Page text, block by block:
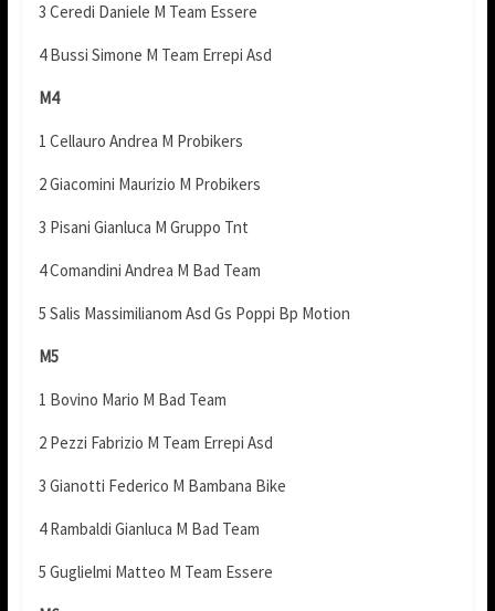
3 Ceredi Daniele M Team Essere
4 Bussi Simone M Team Errepi Asd
M4
1 Cellauro Andrea M Probikers
2 Giacomini Maurizio M Probikers
3 Pisani Gianluca M Gruppo Tnt
4 Comandini Andrea M Bad Team
5 Salis Massimilianom Asd Gs Poppi Bp Motion
M5
1 Bovino Mario M Bad Team
2 Pezzi Fabrizio M Team Errepi Asd
3 Gianotti Federico M Bambana Bike
4 Rambaldi Gianluca M Bad Team
5 Guglielmi Matteo M Team Essere